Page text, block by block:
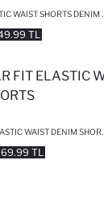
TL
REGULAR FIT ELASTIC WAIST DENIM SHORTS
TL